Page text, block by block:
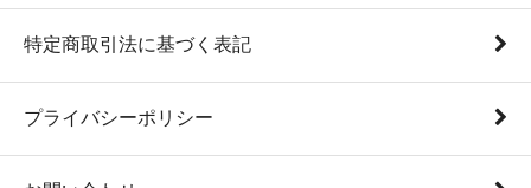
特定商取引法に基づく表記
プライバシーポリシー